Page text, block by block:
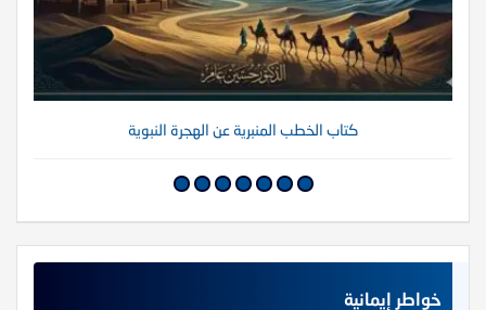
كتاب الخطب المنبرية عن الهجرة النبوية
خواطر إيمانية